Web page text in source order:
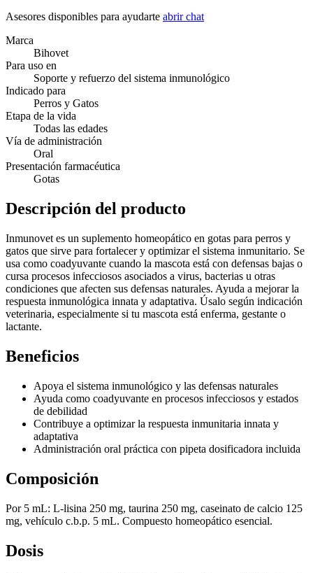
Asesores disponibles para ayudarte abrir chat
Marca
Bihovet
Para uso en
Soporte y refuerzo del sistema inmunológico
Indicado para
Perros y Gatos
Etapa de la vida
Todas las edades
Vía de administración
Oral
Presentación farmacéutica
Gotas
Descripción del producto
Inmunovet es un suplemento homeopático en gotas para perros y
gatos que sirve para fortalecer y optimizar el sistema inmunitario. Se
usa como coadyuvante cuando la mascota está con defensas bajas o
cursa procesos infecciosos asociados a virus, bacterias u otras
condiciones que afecten sus defensas naturales. Ayuda a mejorar la
respuesta inmunológica innata y adaptativa. Úsalo según indicación
veterinaria, especialmente si tu mascota está enferma, gestante o
lactante.
Beneficios
Apoya el sistema inmunológico y las defensas naturales
Ayuda como coadyuvante en procesos infecciosos y estados
de debilidad
Contribuye a optimizar la respuesta inmunitaria innata y
adaptativa
Administración oral práctica con pipeta dosificadora incluida
Composición
Por 5 mL: L-lisina 250 mg, taurina 250 mg, caseinato de calcio 125
mg, vehículo c.b.p. 5 mL. Compuesto homeopático esencial.
Dosis